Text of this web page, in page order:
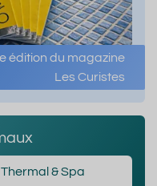
édition du magazine
Les Curistes
& Spa